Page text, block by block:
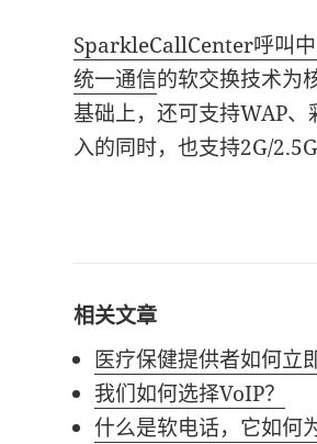
SparkleCallCenter呼叫
统一通信的软交换技术为
基础上，还可支持WAP
入的同时，也支持2G/
相关文章
医疗保健提供者如何立
我们如何选择VoIP？
什么是软电话，它如何